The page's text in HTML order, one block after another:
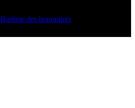
Barême des honoraires